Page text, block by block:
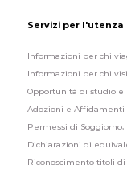
Servizi per l'utenza
Informazioni per chi
Informazioni per chi
Opportunità di studio
Adozioni e Affidamenti
Permessi di
Dichiarazioni di
Riconoscimento titoli